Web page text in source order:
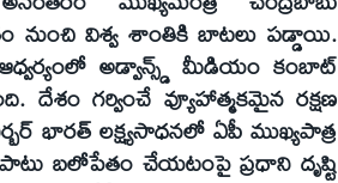
విశ్వ శాంతికి బాటలు పడ్డాయి.
ఆధ్వర్యంలో అడ్వాన్స్డ్ మీడియం కంబాట్
దేశం గర్వించే వ్యూహాత్మకమైన రక్షణ
భారత్ లక్ష్యసాధనలో ఏపీ ముఖ్యపాత్ర
బలోపేతం చేయటంపై ప్రధాని దృష్టి